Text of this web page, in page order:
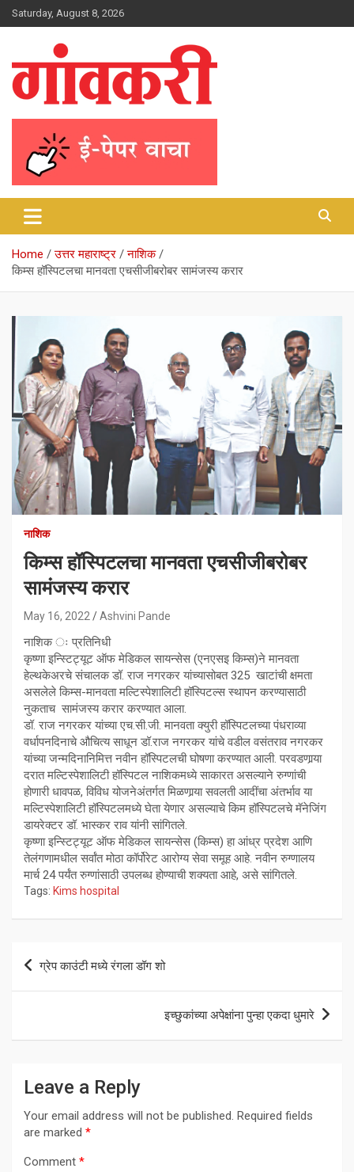
Skip
to
Saturday, August 8, 2026
Gavkari Prakashan
Home उत्तर महाराष्ट्र
नाशिक
किम्स हॉस्पिटलचा मानवता एचसीजीबरोबर सामंजस्य करार
नाशिक
किम्स हॉस्पिटलचा मानवता एचसीजीबरोबर
सामंजस्य करार
May 16, 2022 Ashvini Pande
नाशिक ः प्रतिनिधी
कृष्णा इन्स्टिट्यूट ऑफ मेडिकल सायन्सेस (एनएसइ किम्स)ने मानवता
हेल्थकेअरचे संचालक डॉ. राज नगरकर यांच्यासोबत 325 खाटांची क्षमता
असलेले किम्स-मानवता मल्टिस्पेशालिटी हॉस्पिटल्स स्थापन करण्यासाठी
नुकताच सामंजस्य करार करण्यात आला.
डॉ. राज नगरकर यांच्या एच.सी.जी. मानवता क्युरी हॉस्पिटलच्या पंधराव्या
वर्धापनदिनाचे औचित्य साधून डॉ.राज नगरकर यांचे वडील वसंतराव नगरकर
यांच्या जन्मदिनानिमित्त नवीन हॉस्पिटलची घोषणा करण्यात आली. परवडणार्‍या
दरात मल्टिस्पेशालिटी हॉस्पिटल नाशिकमध्ये साकारत असल्याने रुग्णांची
होणारी धावपळ, विविध योजनेअंतर्गत मिळणार्‍या सवलती आदींचा अंतर्भाव या
मल्टिस्पेशालिटी हॉस्पिटलमध्ये घेता येणार असल्याचे किम हॉस्पिटलचे मॅनेजिंग
डायरेक्टर डॉ. भास्कर राव यांनी सांगितले.
कृष्णा इन्स्टिट्यूट ऑफ मेडिकल सायन्सेस (किम्स) हा आंध्र प्रदेश आणि
तेलंगणामधील सर्वांत मोठा कॉर्पोरेट आरोग्य सेवा समूह आहे. नवीन रुग्णालय
मार्च 24 पर्यंत रुग्णांसाठी उपलब्ध होण्याची शक्यता आहे, असे सांगितले.
Tags: Kims hospital
Post
navigation
ग्रेप काउंटी मध्ये रंगला डॉग शो
इच्छुकांच्या अपेक्षांना पुन्हा एकदा धुमारे
Leave a Reply
Your email address will not be published. Required fields
are marked *
Comment *